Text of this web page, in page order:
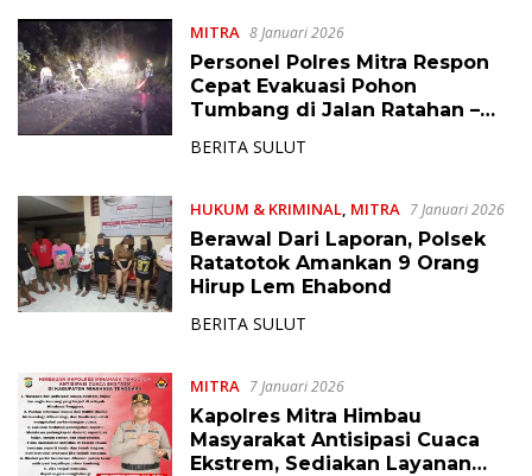
MITRA 8 Januari 2026
Personel Polres Mitra Respon
Cepat Evakuasi Pohon
Tumbang di Jalan Ratahan –
BERITA SULUT
HUKUM & KRIMINAL, MITRA 7 Januari 2026
Berawal Dari Laporan, Polsek
Ratatotok Amankan 9 Orang
Hirup Lem Ehabond
BERITA SULUT
MITRA 7 Januari 2026
Kapolres Mitra Himbau
Masyarakat Antisipasi Cuaca
Ekstrem, Sediakan Layanan